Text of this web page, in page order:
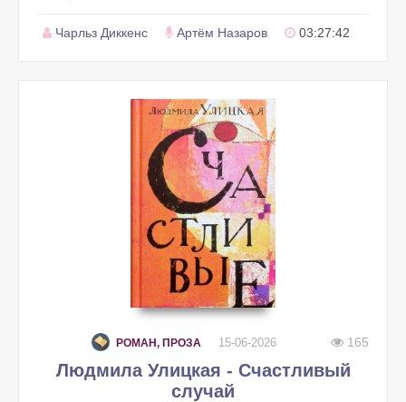
Чарльз Диккенс Артём Назаров 03:27:42
РОМАН, ПРОЗА 15-06-2026 165
Людмила Улицкая - Счастливый
случай